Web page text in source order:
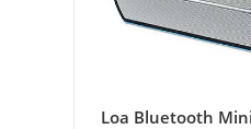
Loa Bluetooth